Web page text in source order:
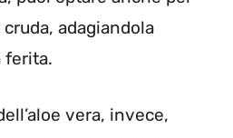
adagiandola
ferita.
vera, invece,